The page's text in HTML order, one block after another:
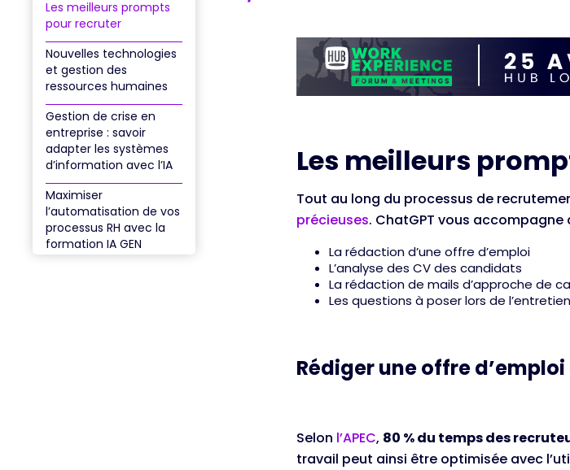
Les meilleurs prompts
pour recruter
Nouvelles technologies
et gestion des
ressources humaines
Gestion de crise en
entreprise : savoir
adapter les systèmes
d’information avec l’IA
Maximiser
l’automatisation de vos
processus RH avec la
formation IA GEN
Les meilleurs
Tout au long du processus de
précieuses. ChatGPT vous
La rédaction d’une offre d’emploi
L’analyse des CV des candidats
La rédaction de mails d’approche de
Les questions à poser lors de l’entretien
Rédiger une offre
Selon l’APEC, 80 % du temps des
travail peut ainsi être optimisée avec